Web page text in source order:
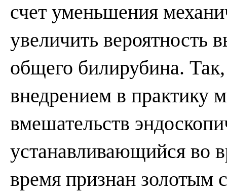
счет уменьшения
увеличить вероятность
общего билирубина.
внедрением в практику
вмешательств
устанавливающийся во
время признан золотым